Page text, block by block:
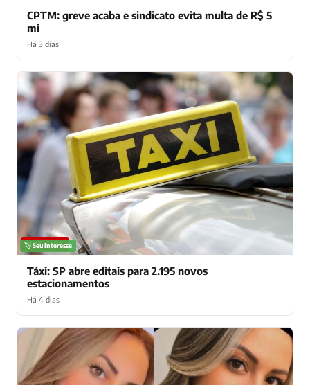
CPTM: greve acaba e sindicato evita multa de R$ 5
mi
Há 3 dias
NOTÍCIAS
🏷️ Seu interesse
Táxi: SP abre editais para 2.195 novos
estacionamentos
Há 4 dias